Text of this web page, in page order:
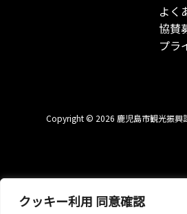
クッキー利用 同意確認
よく
協賛
プラ
Copyright © 2026 鹿児島市観光振興